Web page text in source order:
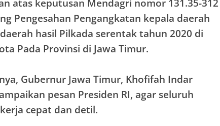
atas keputusan Mendagri nomor 131.35-312
Pengesahan Pengangkatan kepala daerah
hasil Pilkada serentak tahun 2020 di
Pada Provinsi di Jawa Timur.
Gubernur Jawa Timur, Khofifah Indar
pesan Presiden RI, agar seluruh
cepat dan detil.